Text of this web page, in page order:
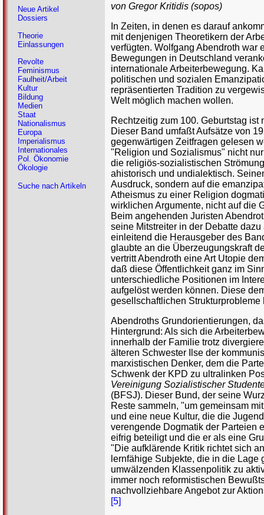
von Gregor Kritidis (sopos)
In Zeiten, in denen es darauf
mit denjenigen Theoretikern der
verfügten. Wolfgang Abendroth war
Bewegungen in Deutschland
internationale Arbeiterbewegung.
politischen und sozialen
repräsentierten Tradition zu
Welt möglich machen wollen.
Rechtzeitig zum 100. Geburtstag
Dieser Band umfaßt Aufsätze von
gegenwärtigen Zeitfragen gelesen
"Religion und Sozialismus" nicht
die religiös-sozialistischen
ahistorisch und undialektisch.
Ausdruck, sondern auf die
Atheismus zu einer Religion
wirklichen Argumente, nicht auf die
Beim angehenden Juristen
seine Mitstreiter in der Debatte
einleitend die Herausgeber des
glaubte an die Überzeugungskraft
vertritt Abendroth eine Art Utopie
daß diese Öffentlichkeit ganz im
unterschiedliche Positionen im
aufgelöst werden können. Diese
gesellschaftlichen
Abendroths Grundorientierungen,
Hintergrund: Als sich die
innerhalb der Familie trotz
älteren Schwester Ilse der
marxistischen Denker, dem die
Schwenk der KPD zu ultralinken
Vereinigung Sozialistischer
(BFSJ). Dieser Bund, der seine
Reste sammeln, "um gemeinsam
und eine neue Kultur, die die
verengende Dogmatik der Parteien
eifrig beteiligt und die er als eine
"Die aufklärende Kritik richtet sich
lernfähige Subjekte, die in die
umwälzenden Klassenpolitik zu
immer noch reformistischen
nachvollziehbare Angebot zur
[5]
Neue Artikel
Dossiers
Theorie
Einlassungen
Revolte
Feminismus
Faulheit/Arbeit
Kultur
Bildung
Medien
Staat
Nationalismus
Europa
Imperialismus
Internationales
Pol. Ökonomie
Ökologie
Suche nach Artikeln